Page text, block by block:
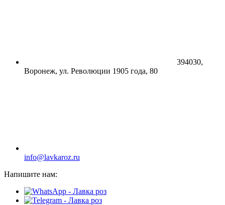
394030,
Воронеж, ул. Революции 1905 года, 80
info@lavkaroz.ru
Напишите нам: